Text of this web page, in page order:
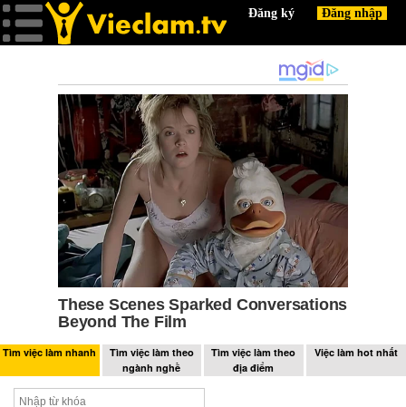
Tìm việc làm nhanh
Tìm việc làm theo
ngành nghề
Tìm việc làm theo
địa điểm
Việc làm hot nhất